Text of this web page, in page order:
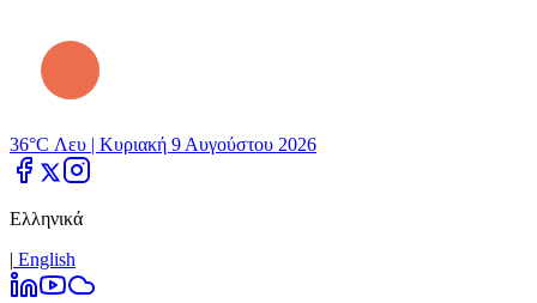
36°C Λευ | Κυριακή 9 Αυγούστου 2026
Ελληνικά
| Εnglish